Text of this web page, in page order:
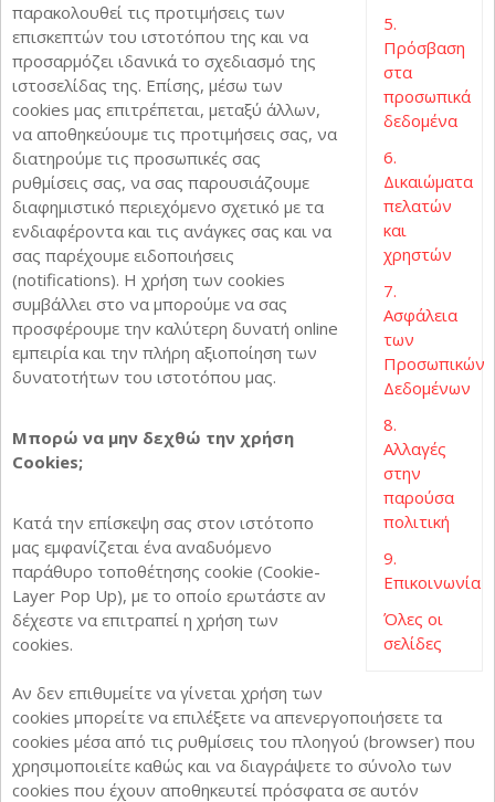
5.
Πρόσβαση
στα
προσωπικά
δεδομένα
6.
Δικαιώματα
πελατών
και
χρηστών
7.
Ασφάλεια
των
Προσωπικών
Δεδομένων
8.
Αλλαγές
στην
παρούσα
πολιτική
9.
Επικοινωνία
Όλες οι
σελίδες
παρακολουθεί τις προτιμήσεις των
επισκεπτών του ιστοτόπου της και να
προσαρμόζει ιδανικά το σχεδιασμό της
ιστοσελίδας της. Επίσης, μέσω των
cookies μας επιτρέπεται, μεταξύ άλλων,
να αποθηκεύουμε τις προτιμήσεις σας, να
διατηρούμε τις προσωπικές σας
ρυθμίσεις σας, να σας παρουσιάζουμε
διαφημιστικό περιεχόμενο σχετικό με τα
ενδιαφέροντα και τις ανάγκες σας και να
σας παρέχουμε ειδοποιήσεις
(notifications). Η χρήση των cookies
συμβάλλει στο να μπορούμε να σας
προσφέρουμε την καλύτερη δυνατή online
εμπειρία και την πλήρη αξιοποίηση των
δυνατοτήτων του ιστοτόπου μας.
Μπορώ να μην δεχθώ την χρήση
Cookies;
Κατά την επίσκεψη σας στον ιστότοπο
μας εμφανίζεται ένα αναδυόμενο
παράθυρο τοποθέτησης cookie (Cookie-
Layer Pop Up), με το οποίο ερωτάστε αν
δέχεστε να επιτραπεί η χρήση των
cookies.
Αν δεν επιθυμείτε να γίνεται χρήση των
cookies μπορείτε να επιλέξετε να απενεργοποιήσετε τα
cookies μέσα από τις ρυθμίσεις του πλοηγού (browser) που
χρησιμοποιείτε καθώς και να διαγράψετε το σύνολο των
cookies που έχουν αποθηκευτεί πρόσφατα σε αυτόν